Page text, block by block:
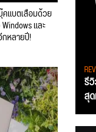
รี
สุ
แบตเสื่อมด้วย
และ
หลายปี!